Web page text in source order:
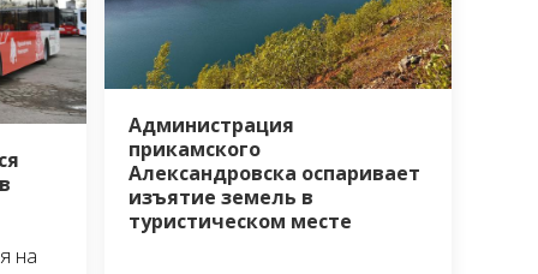
на
Администрация
прикамского
Александровска оспаривает
изъятие земель в
туристическом месте